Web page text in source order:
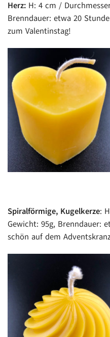
Herz: H: 4 cm /
Brenndauer: etwa 20
zum Valentinstag!
Spiralförmige, Kugelkerze:
Gewicht: 95g, Brenndauer:
schön auf dem